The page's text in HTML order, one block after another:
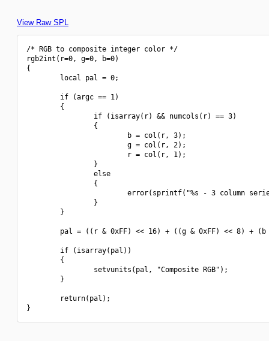
View Raw SPL
/* RGB to composite integer color */
rgb2int(r=0, g=0, b=0)
{
        local pal = 0;
        if (argc == 1)
        {
                if (isarray(r) && numcols(r) == 3)
                {
                        b = col(r, 3);
                        g = col(r, 2);
                        r = col(r, 1);
                }
                else
                {
error(sprintf("%s - 3 column
                }
        }
pal = ((r & 0xFF) << 16) + ((g & 0xFF) << 8) + (b
        if (isarray(pal))
        {
                setvunits(pal, "Composite RGB");
        }
        return(pal);